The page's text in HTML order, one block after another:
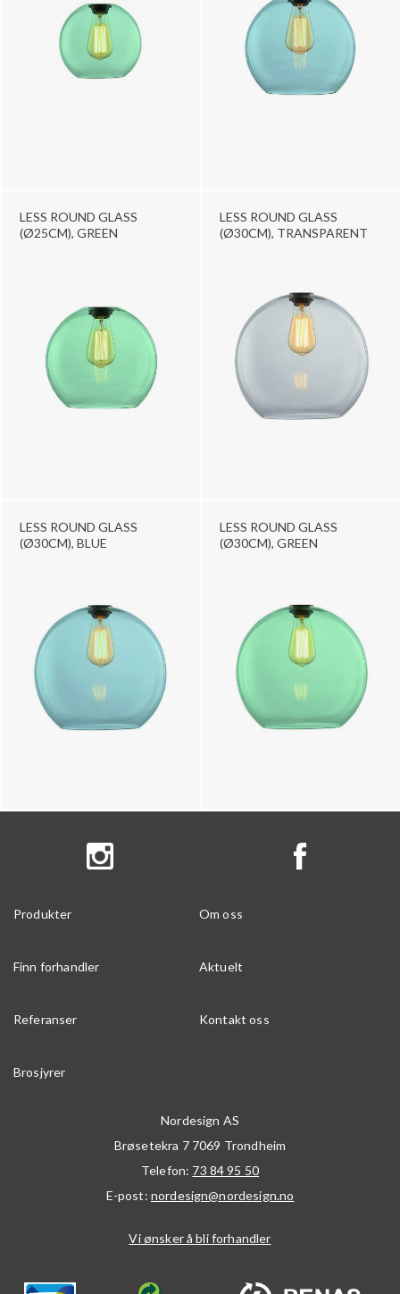
LESS ROUND GLASS
(Ø25CM), GREEN
LESS ROUND GLASS
(Ø30CM), TRANSPARENT
LESS ROUND GLASS
(Ø30CM), BLUE
LESS ROUND GLASS
(Ø30CM), GREEN
Produkter Om oss
Finn forhandler Aktuelt
Referanser Kontakt oss
Brosjyrer
Nordesign AS
Brøsetekra 7 7069 Trondheim
Telefon: 73 84 95 50
E-post: nordesign@nordesign.no
Vi ønsker å bli forhandler